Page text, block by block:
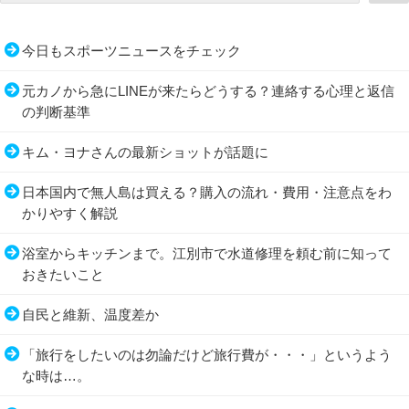
今日もスポーツニュースをチェック
元カノから急にLINEが来たらどうする？連絡する心理と返信
の判断基準
キム・ヨナさんの最新ショットが話題に
日本国内で無人島は買える？購入の流れ・費用・注意点をわ
かりやすく解説
浴室からキッチンまで。江別市で水道修理を頼む前に知って
おきたいこと
自民と維新、温度差か
「旅行をしたいのは勿論だけど旅行費が・・・」というよう
な時は…。